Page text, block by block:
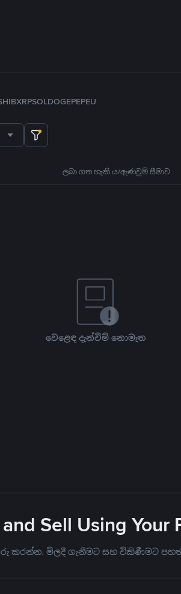
XRPSOLDOGEPEPEU
ලබා ගත හැකි ය/ඇණවුම් සීමාව
වෙළෙඳ දැන්වීම් නොමැත
Sell Using
කරන්න. මිලදී ගැනීමට සහ විකිණීමට